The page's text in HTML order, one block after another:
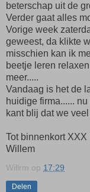
beterschap uit de
Verder gaat alles
Vorige week
geweest, da klikte
misschien kan ik
beetje leren
meer.....
Vandaag is het de
huidige firma......
kant blij dat we
Tot binnenkort XXX
Willem
Willrm op 17:29
Delen